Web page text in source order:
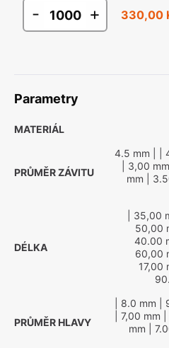
- + 330,00
Parametry
MATERIÁL
PRŮMĚR ZÁVITU
4.5 mm
| 3,00 mm
mm |
DÉLKA
| 35,00
50,00
40.00
60,00
17,00
PRŮMĚR HLAVY
| 8.0 mm |
| 7,00 mm
mm |